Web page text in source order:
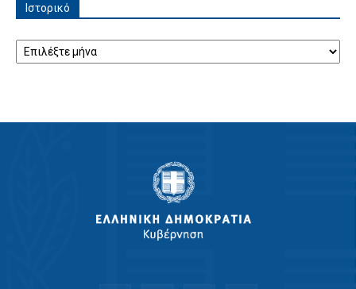
Ιστορικό